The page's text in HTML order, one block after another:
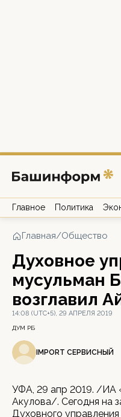
Главное Политика
Главная/Общество
Духовное
мусульман
возглавил
14:08 (UTC+5), 29 АПРЕЛЯ 2019
ДУМ РБ
IMPORT СЕРВИСНЫЙ
УФА, 29 апр 2019. /ИА
Акулова/. Сегодня на
Духовного